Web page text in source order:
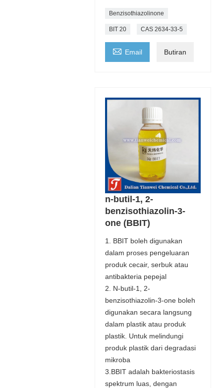
Benzisothiazolinone
BIT 20 CAS 2634-33-5
 Email Butiran
n-butil-1, 2-
benzisothiazolin-3-
one (BBIT)
1. BBIT boleh digunakan
dalam proses pengeluaran
produk cecair, serbuk atau
antibakteria pepejal
2. N-butil-1, 2-
benzisothiazolin-3-one boleh
digunakan secara langsung
dalam plastik atau produk
plastik. Untuk melindungi
produk plastik dari degradasi
mikroba
3.BBIT adalah bakteriostasis
spektrum luas, dengan